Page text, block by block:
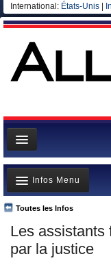
International: États-Unis
Page d'accueil
Infos
Gouvernement
Ministères/Directions
Blog
Les assistants
par la justice
Toutes les Infos
Infos Menu
A la Une
Polémiques
Où va l’argent?